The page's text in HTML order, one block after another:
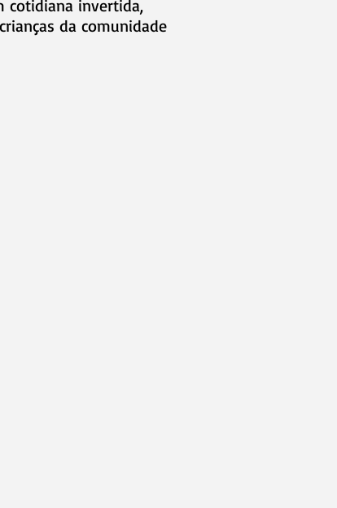
cotidiana invertida,
da comunidade